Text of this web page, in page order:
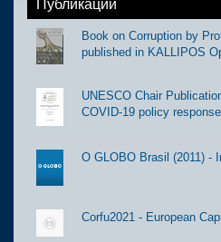
Публикации
Book on Corruption by
published in KALLIPOS
UNESCO Chair
COVID-19 policy
O GLOBO Brasil (2011) -
Corfu2021 - European